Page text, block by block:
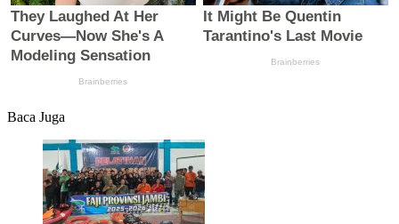
Baca Juga